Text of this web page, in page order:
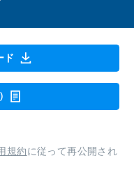
ド
規約に従って再公開され